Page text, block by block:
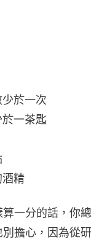
於一次
一茶匙
精
一分的話，你總
擔心，因為從研